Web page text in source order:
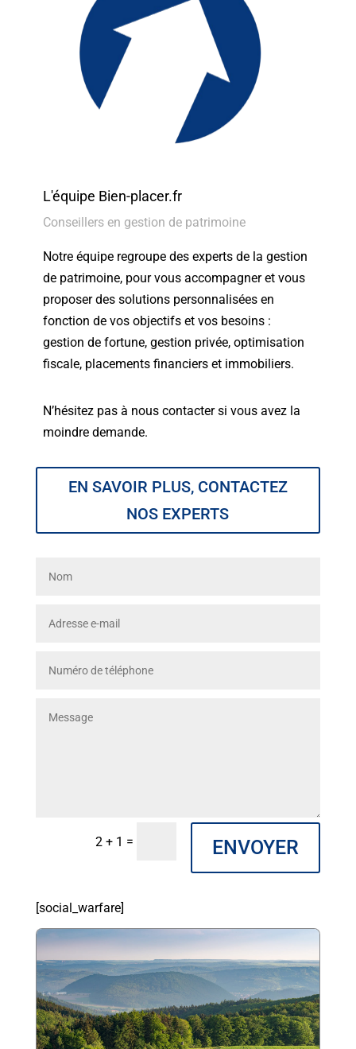
L'équipe Bien-placer.fr
Conseillers en gestion de patrimoine
Notre équipe regroupe des experts de la gestion
de patrimoine, pour vous accompagner et vous
proposer des solutions personnalisées en
fonction de vos objectifs et vos besoins :
gestion de fortune, gestion privée, optimisation
fiscale, placements financiers et immobiliers.
N’hésitez pas à nous contacter si vous avez la
moindre demande.
EN SAVOIR PLUS, CONTACTEZ
NOS EXPERTS
2 + 1 = ENVOYER
[social_warfare]